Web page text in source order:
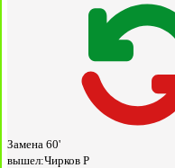
Замена 60'
вышел:Чирков Р